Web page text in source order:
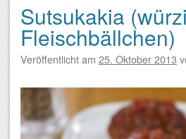
Beitragsnavigation
Sutsukakia
Fleischbällchen)
Veröffentlicht am 25. Oktober 2013